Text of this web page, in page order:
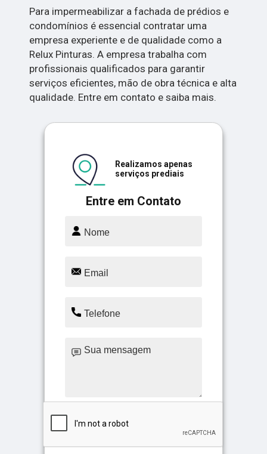
Para impermeabilizar a fachada de prédios e
condomínios é essencial contratar uma
empresa experiente e de qualidade como a
Relux Pinturas. A empresa trabalha com
profissionais qualificados para garantir
serviços eficientes, mão de obra técnica e alta
qualidade. Entre em contato e saiba mais.
Entre em Contato
Realizamos apenas
serviços prediais